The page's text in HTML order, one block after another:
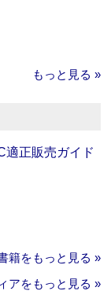
もっと見る »
適正販売ガイド
籍をもっと見る »
アをもっと見る »